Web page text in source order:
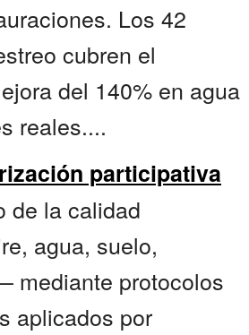
Los 42
cubren el
del 140% en agua
reales....
participativa
de la calidad
agua, suelo,
mediante protocolos
aplicados por